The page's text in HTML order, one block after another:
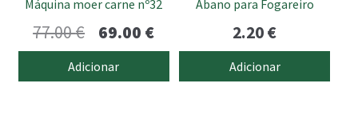
Máquina moer carne nº32
77.00€
O
preço
original
69.00 €O
preço
atual
Adicionar
Abano para Fogareiro
2.20€
Adicionar